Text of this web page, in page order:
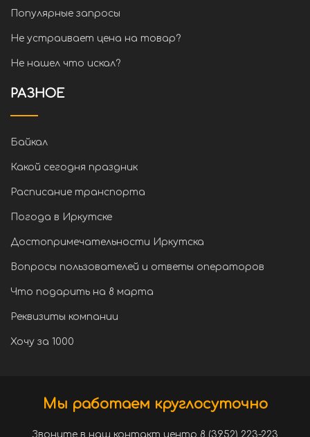
Популярные запросы
Не устраивает цена на товар?
Не нашел что искал?
РАЗНОЕ
Байкал
Какой сегодня праздник
Расписание транспорта
Погода в Иркутске
Достопримечательности Иркутска
Вопросы пользователей и ответы операторов
Что подарить на 8 марта
Реквизиты компании
Хочу за 1000
Мы работаем круглосуточно
Звоните в наш контакт центр 8 (3952) 223-223